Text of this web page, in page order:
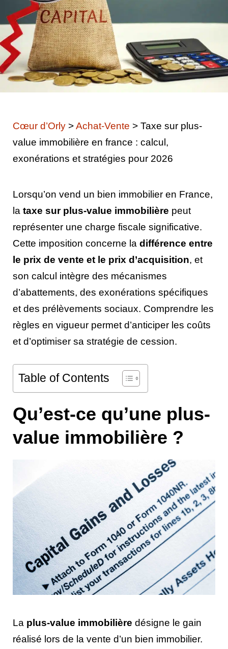
Cœur d’Orly >Achat-Vente > Taxe sur plus-
value immobilière en france : calcul,
exonérations et stratégies pour 2026
Lorsqu’on vend un bien immobilier en France,
la taxe sur plus-value immobilière peut
représenter une charge fiscale significative.
Cette imposition concerne la différence entre
le prix de vente et le prix d’acquisition, et
son calcul intègre des mécanismes
d’abattements, des exonérations spécifiques
et des prélèvements sociaux. Comprendre les
règles en vigueur permet d’anticiper les coûts
et d’optimiser sa stratégie de cession.
Table of Contents
Qu’est-ce qu’une plus-
value immobilière ?
La plus-value immobilière désigne le gain
réalisé lors de la vente d’un bien immobilier.